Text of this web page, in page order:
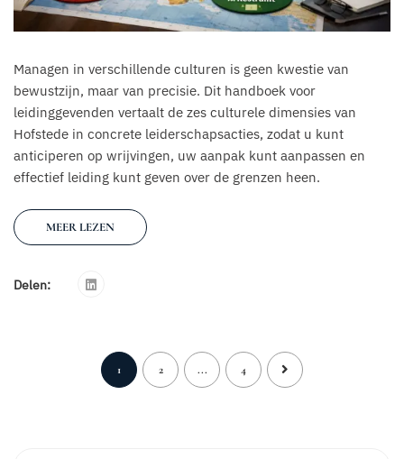
Managen in verschillende culturen is geen kwestie van
bewustzijn, maar van precisie. Dit handboek voor
leidinggevenden vertaalt de zes culturele dimensies van
Hofstede in concrete leiderschapsacties, zodat u kunt
anticiperen op wrijvingen, uw aanpak kunt aanpassen en
effectief leiding kunt geven over de grenzen heen.
MEER LEZEN
Delen:
1 2 ... 4